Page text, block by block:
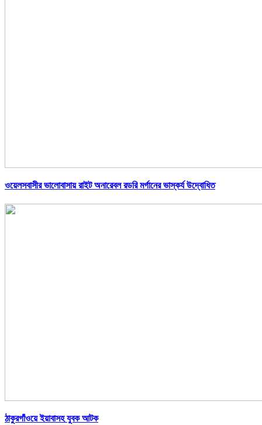
ওয়েলসবাসীর ভালোবাসায় রাইট অনারেবল রডরি মর্গানের ভাস্কর্য উদ্বোধিত
ঠাকুরগাঁওয়ে ইয়াবাসহ যুবক আটক